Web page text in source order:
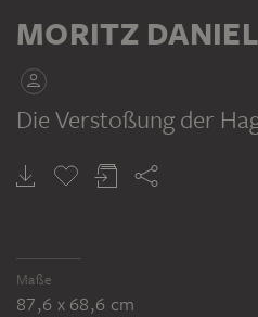
MORITZ
Die Verstoßung der
Maße
87,6 x 68,6 cm